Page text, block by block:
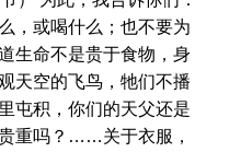
，或喝什么；也不要为
生命不是贵于食物，身
天空的飞鸟，牠们不播
屯积，你们的天父还是
重吗？……关于衣服，